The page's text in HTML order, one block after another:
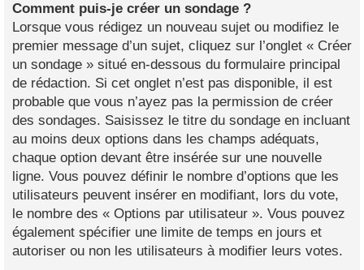
Comment puis-je créer un sondage ?
Lorsque vous rédigez un nouveau sujet ou modifiez le
premier message d’un sujet, cliquez sur l’onglet « Créer
un sondage » situé en-dessous du formulaire principal
de rédaction. Si cet onglet n’est pas disponible, il est
probable que vous n’ayez pas la permission de créer
des sondages. Saisissez le titre du sondage en incluant
au moins deux options dans les champs adéquats,
chaque option devant être insérée sur une nouvelle
ligne. Vous pouvez définir le nombre d’options que les
utilisateurs peuvent insérer en modifiant, lors du vote,
le nombre des « Options par utilisateur ». Vous pouvez
également spécifier une limite de temps en jours et
autoriser ou non les utilisateurs à modifier leurs votes.